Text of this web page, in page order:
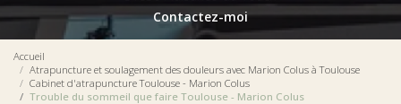
Contactez-moi
Accueil
Atrapuncture et soulagement des douleurs avec Marion Colus à Toulouse
Cabinet d'atrapuncture Toulouse - Marion Colus
Trouble du sommeil que faire Toulouse - Marion Colus